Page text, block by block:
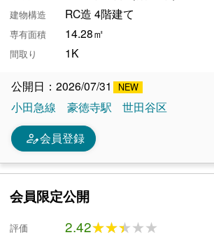
建物構造 RC造 4階建て
専有面積 14.28㎡
間取り 1K
公開日：2026/07/31
小田急線
豪徳寺駅 世田谷区
person_edit会員登録
会員限定公開
評価 2.42★★★★★
★★★★★